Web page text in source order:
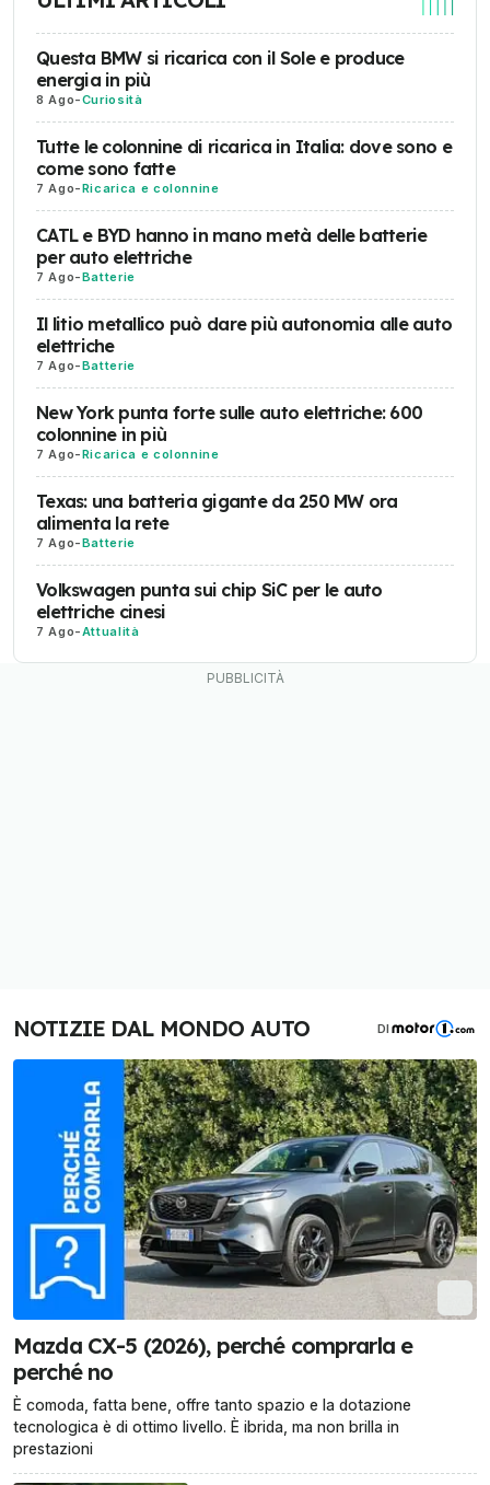
Questa BMW si ricarica con il Sole e produce
energia in più
8 Ago-Curiosità
Tutte le colonnine di ricarica in Italia: dove sono e
come sono fatte
7 Ago-Ricarica e colonnine
CATL e BYD hanno in mano metà delle batterie
per auto elettriche
7 Ago-Batterie
Il litio metallico può dare più autonomia alle auto
elettriche
7 Ago-Batterie
New York punta forte sulle auto elettriche: 600
colonnine in più
7 Ago-Ricarica e colonnine
Texas: una batteria gigante da 250 MW ora
alimenta la rete
7 Ago-Batterie
Volkswagen punta sui chip SiC per le auto
elettriche cinesi
7 Ago-Attualità
NOTIZIE DAL MONDO AUTO DI
Mazda CX-5 (2026), perché comprarla e
perché no
È comoda, fatta bene, offre tanto spazio e la dotazione
tecnologica è di ottimo livello. È ibrida, ma non brilla in
prestazioni